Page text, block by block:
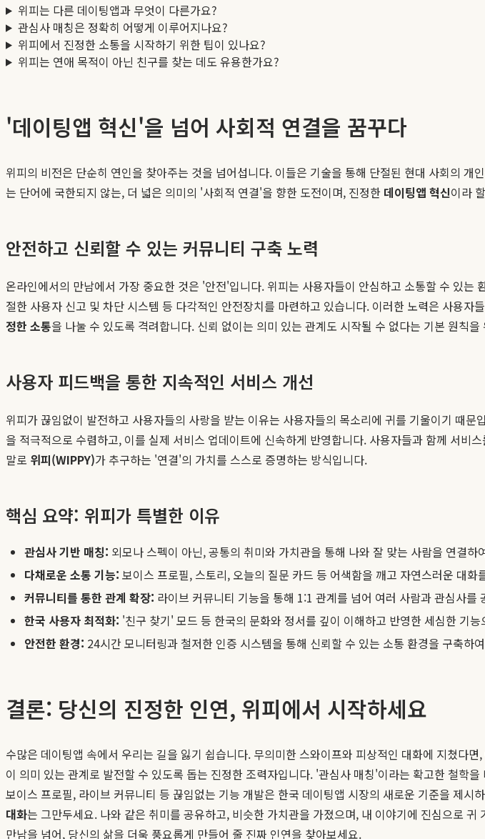
위피는 다른 데이팅앱과 무엇이 다른가요?
관심사 매칭은 정확히 어떻게 이루어지나요?
위피에서 진정한 소통을 시작하기 위한 팁이 있나요?
위피는 연애 목적이 아닌 친구를 찾는 데도 유용한가요?
'데이팅앱 혁신'을 넘어 사회적 연결을 꿈꾸다
위피의 비전은 단순히 연인을 찾아주는 것을 넘어섭니다. 이들은 기술을 통해 단절된 현대 사회의
는 단어에 국한되지 않는, 더 넓은 의미의 '사회적 연결'을 향한 도전이며, 진정한 데이팅앱 혁신이라
안전하고 신뢰할 수 있는 커뮤니티 구축 노력
온라인에서의 만남에서 가장 중요한 것은 '안전'입니다. 위피는 사용자들이 안심하고 소통할 수 있
절한 사용자 신고 및 차단 시스템 등 다각적인 안전장치를 마련하고 있습니다. 이러한 노력은 사용
정한 소통을 나눌 수 있도록 격려합니다. 신뢰 없이는 의미 있는 관계도 시작될 수 없다는 기본 원칙
사용자 피드백을 통한 지속적인 서비스 개선
위피가 끊임없이 발전하고 사용자들의 사랑을 받는 이유는 사용자들의 목소리에 귀를 기울이기 때
을 적극적으로 수렴하고, 이를 실제 서비스 업데이트에 신속하게 반영합니다. 사용자들과 함께 서
말로 위피(WIPPY)가 추구하는 '연결'의 가치를 스스로 증명하는 방식입니다.
핵심 요약: 위피가 특별한 이유
관심사 기반 매칭: 외모나 스펙이 아닌, 공통의 취미와 가치관을 통해 나와 잘 맞는 사람을 연결
다채로운 소통 기능: 보이스 프로필, 스토리, 오늘의 질문 카드 등 어색함을 깨고 자연스러운 대
커뮤니티를 통한 관계 확장: 라이브 커뮤니티 기능을 통해 1:1 관계를 넘어 여러 사람과 관심사
한국 사용자 최적화: '친구 찾기' 모드 등 한국의 문화와 정서를 깊이 이해하고 반영한 세심한 기
안전한 환경: 24시간 모니터링과 철저한 인증 시스템을 통해 신뢰할 수 있는 소통 환경을 구축하
결론: 당신의 진정한 인연, 위피에서 시작하세요
수많은 데이팅앱 속에서 우리는 길을 잃기 쉽습니다. 무의미한 스와이프와 피상적인 대화에 지쳤다
이 의미 있는 관계로 발전할 수 있도록 돕는 진정한 조력자입니다. '관심사 매칭'이라는 확고한 철학
보이스 프로필, 라이브 커뮤니티 등 끊임없는 기능 개발은 한국 데이팅앱 시장의 새로운 기준을 제시
대화는 그만두세요. 나와 같은 취미를 공유하고, 비슷한 가치관을 가졌으며, 내 이야기에 진심으로
만남을 넘어, 당신의 삶을 더욱 풍요롭게 만들어 줄 진짜 인연을 찾아보세요.